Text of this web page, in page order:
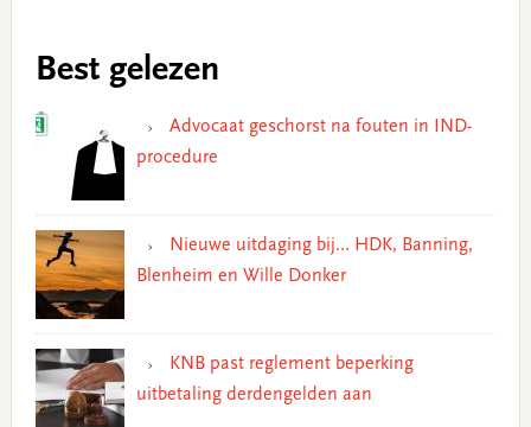
Best gelezen
Advocaat geschorst na fouten in IND-
procedure
Nieuwe uitdaging bij… HDK, Banning,
Blenheim en Wille Donker
KNB past reglement beperking
uitbetaling derdengelden aan